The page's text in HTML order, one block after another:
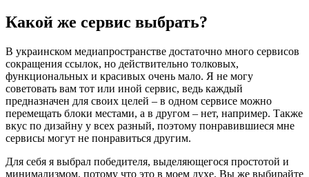
Какой же сервис выбрать?
В украинском медиапространстве достаточно много сервисов
сокращения ссылок, но действительно толковых,
функциональных и красивых очень мало. Я не могу
советовать вам тот или иной сервис, ведь каждый
предназначен для своих целей – в одном сервисе можно
перемещать блоки местами, а в другом – нет, например. Также
вкус по дизайну у всех разный, поэтому понравившиеся мне
сервисы могут не понравиться другим.
Для себя я выбрал победителя, выделяющегося простотой и
минимализмом, потому что это в моем духе. Вы же выбирайте